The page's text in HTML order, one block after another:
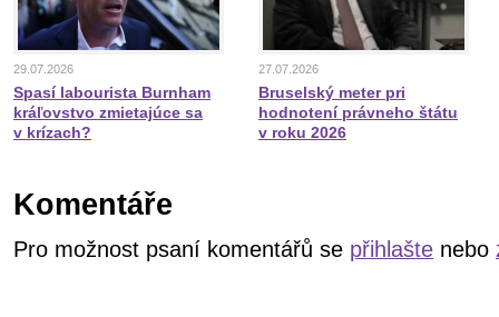
29.07.2026
Spasí labourista Burnham
kráľovstvo zmietajúce sa
v krízach?
27.07.2026
Bruselský meter pri
hodnotení právneho štátu
v roku 2026
Komentáře
Pro možnost psaní komentářů se přihlašte nebo